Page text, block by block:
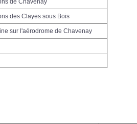
de Chavenay
des Clayes sous Bois
sur l'aérodrome de Chavenay